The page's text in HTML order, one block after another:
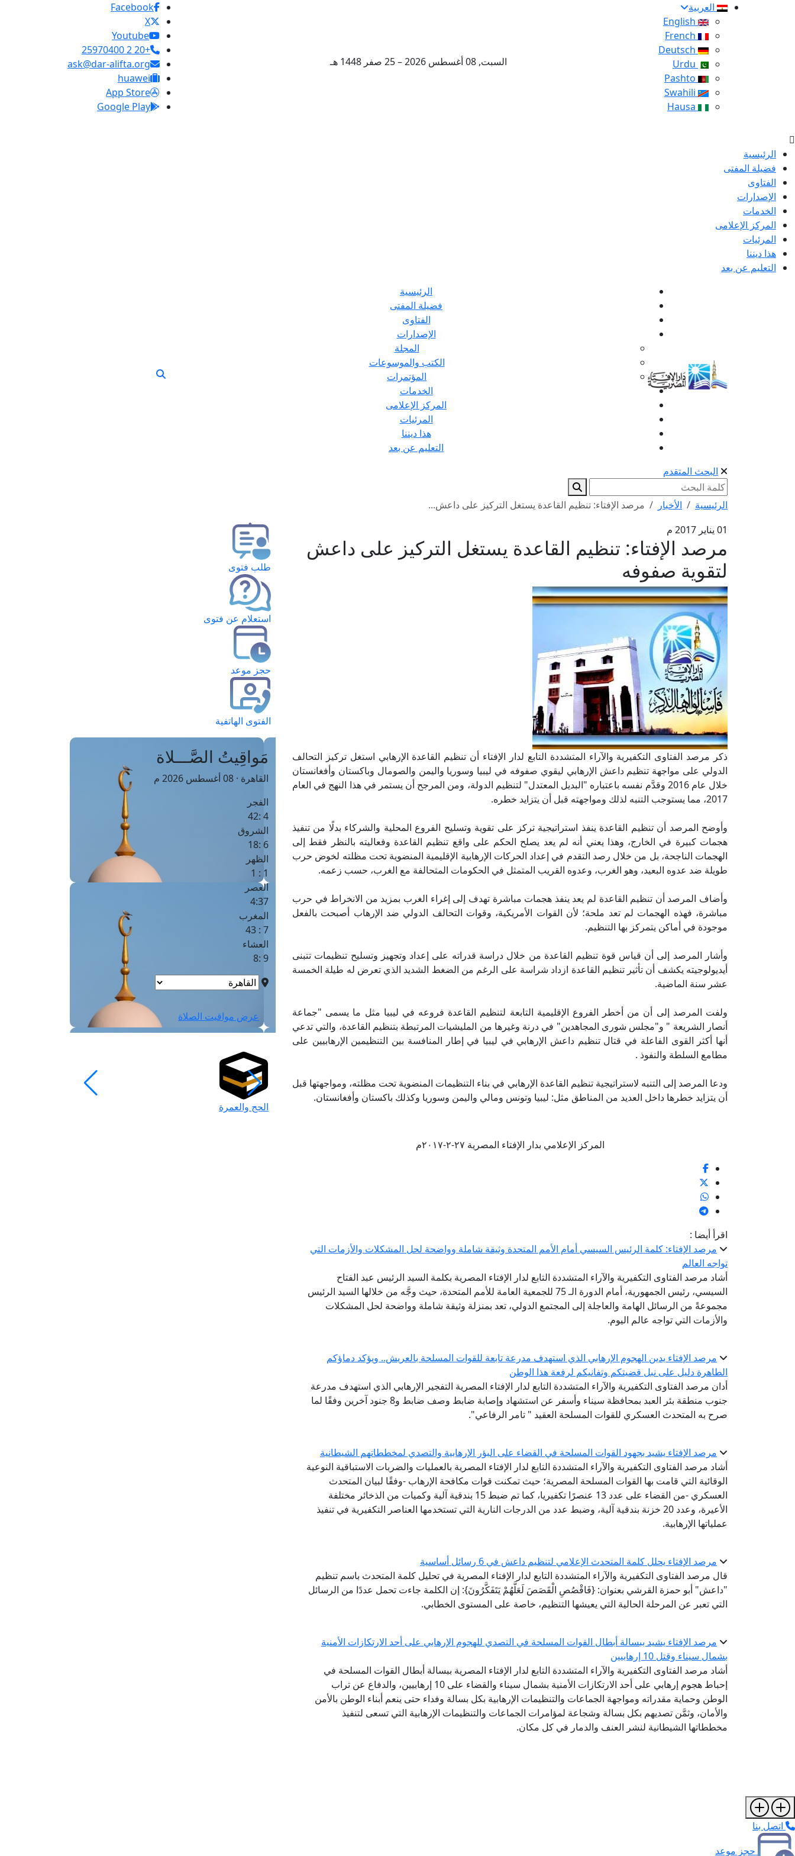
العربية
السبت, 08 أغسطس 2026 – 25 صفر 1448 هـ
Facebook
X
Youtube
+20 2 25970400
ask@dar-alifta.org
huawei
App Store
Google Play
الرئيسية
فضيلة المفتى
الفتاوى
الإصدارات
الخدمات
المركز الإعلامى
المرئيات
هذا ديننا
التعليم عن بعد
الرئيسية
فضيلة المفتى
الفتاوى
الإصدارات
المجلة
الكتب والموسوعات
المؤتمرات
الخدمات
المركز الإعلامى
المرئيات
هذا ديننا
التعليم عن بعد
البحث المتقدم
الرئيسية الأخبار
مرصد الإفتاء: تنظيم القاعدة يستغل التركيز على داعش...
01 يناير 2017 م
مرصد الإفتاء: تنظيم القاعدة يستغل التركيز على داعش
لتقوية صفوفه
ذكر مرصد الفتاوى التكفيرية والآراء المتشددة التابع لدار الإفتاء أن تنظيم القاعدة الإرهابي استغل تركيز التحالف
الدولي على مواجهة تنظيم داعش الإرهابي ليقوي صفوفه في ليبيا وسوريا واليمن والصومال وباكستان وأفغانستان
خلال عام 2016 وقدَّم نفسه باعتباره "البديل المعتدل" لتنظيم الدولة، ومن المرجح أن يستمر في هذا النهج في العام
2017، مما يستوجب التنبه لذلك ومواجهته قبل أن يتزايد خطره.
وأوضح المرصد أن تنظيم القاعدة ينفذ استراتيجية تركز على تقوية وتسليح الفروع المحلية والشركاء بدلًا من تنفيذ
هجمات كبيرة في الخارج، وهذا يعني أنه لم يعد يصلح الحكم على واقع تنظيم القاعدة وفعاليته بالنظر فقط إلى
الهجمات الناجحة، بل من خلال رصد التقدم في إعداد الحركات الإرهابية الإقليمية المنضوية تحت مظلته لخوض حرب
طويلة ضد عدوه البعيد، وهو الغرب، وعدوه القريب المتمثل في الحكومات المتحالفة مع الغرب، حسب زعمه.
وأضاف المرصد أن تنظيم القاعدة لم يعد ينفذ هجمات مباشرة تهدف إلى إغراء الغرب بمزيد من الانخراط في حرب
مباشرة، فهذه الهجمات لم تعد ملحة؛ لأن القوات الأمريكية، وقوات التحالف الدولي ضد الإرهاب أصبحت بالفعل
موجودة في أماكن يتمركز بها التنظيم.
وأشار المرصد إلى أن قياس قوة تنظيم القاعدة من خلال دراسة قدراته على إعداد وتجهيز وتسليح تنظيمات تتبنى
أيديولوجيته يكشف أن تأثير تنظيم القاعدة ازداد شراسة على الرغم من الضغط الشديد الذي تعرض له طيلة الخمسة
عشر سنة الماضية.
ولفت المرصد إلى أن من أخطر الفروع الإقليمية التابعة لتنظيم القاعدة فروعه في ليبيا مثل ما يسمى "جماعة
أنصار الشريعة " و"مجلس شورى المجاهدين" في درنة وغيرها من المليشيات المرتبطة بتنظيم القاعدة، والتي تدعي
أنها أكثر القوى الفاعلة في قتال تنظيم داعش الإرهابي في ليبيا في إطار المنافسة بين التنظيمين الإرهابيين على
مطامع السلطة والنفوذ .
ودعا المرصد إلى التنبه لاستراتيجية تنظيم القاعدة الإرهابي في بناء التنظيمات المنضوية تحت مظلته، ومواجهتها قبل
أن يتزايد خطرها داخل العديد من المناطق مثل: ليبيا وتونس ومالي واليمن وسوريا وكذلك باكستان وأفغانستان.
المركز الإعلامي بدار الإفتاء المصرية ٢٧-٢-٢٠١٧م
اقرأ أيضا :
مرصد الإفتاء: كلمة الرئيس السيسي أمام الأمم المتحدة وثيقة شاملة وواضحة لحل المشكلات والأزمات التي
تواجه العالم
أشاد مرصد الفتاوى التكفيرية والآراء المتشددة التابع لدار الإفتاء المصرية بكلمة السيد الرئيس عبد الفتاح
السيسي، رئيس الجمهورية، أمام الدورة الـ 75 للجمعية العامة للأمم المتحدة، حيث وجَّه من خلالها السيد الرئيس
مجموعةً من الرسائل الهامة والعاجلة إلى المجتمع الدولي، تعد بمنزلة وثيقة شاملة وواضحة لحل المشكلات
والأزمات التي تواجه عالم اليوم.
مرصد الإفتاء يدين الهجوم الإرهابي الذي استهدف مدرعة تابعة للقوات المسلحة بالعريش.. ويؤكد دماؤكم
الطاهرة دليل على نبل قضيتكم وتفانيكم لرفعة هذا الوطن
أدان مرصد الفتاوى التكفيرية والآراء المتشددة التابع لدار الإفتاء المصرية التفجير الإرهابي الذي استهدف مدرعة
جنوب منطقة بئر العبد بمحافظة سيناء وأسفر عن استشهاد وإصابة ضابط وصف ضابط و8 جنود آخرين وفقًا لما
صرح به المتحدث العسكري للقوات المسلحة العقيد " تامر الرفاعي".
مرصد الإفتاء يشيد بجهود القوات المسلحة في القضاء على البؤر الإرهابية والتصدي لمخططاتهم الشيطانية
أشاد مرصد الفتاوى التكفيرية والآراء المتشددة التابع لدار الإفتاء المصرية بالعمليات والضربات الاستباقية النوعية
الوقائية التي قامت بها القوات المسلحة المصرية؛ حيث تمكنت قوات مكافحة الإرهاب -وفقًا لبيان المتحدث
العسكري -من القضاء على عدد 13 عنصرًا تكفيريا، كما تم ضبط 15 بندقية آلية وكميات من الذخائر مختلفة
الأعيرة، وعدد 20 خزنة بندقية آلية، وضبط عدد من الدرجات النارية التي تستخدمها العناصر التكفيرية في تنفيذ
عملياتها الإرهابية.
مرصد الإفتاء يحلل كلمة المتحدث الإعلامي لتنظيم داعش في 6 رسائل أساسية
قال مرصد الفتاوى التكفيرية والآراء المتشددة التابع لدار الإفتاء المصرية في تحليل كلمة المتحدث باسم تنظيم
"داعش" أبو حمزة القرشي بعنوان: {فَاقْصُصِ الْقَصَصَ لَعَلَّهُمْ يَتَفَكَّرُونَ}: إن الكلمة جاءت تحمل عددًا من الرسائل
التي تعبر عن المرحلة الحالية التي يعيشها التنظيم، خاصة على المستوى الخطابي.
مرصد الإفتاء يشيد ببسالة أبطال القوات المسلحة في التصدي للهجوم الإرهابي على أحد الارتكازات الأمنية
بشمال سيناء وقتل 10 إرهابيين
أشاد مرصد الفتاوى التكفيرية والآراء المتشددة التابع لدار الإفتاء المصرية ببسالة أبطال القوات المسلحة في
إحباط هجوم إرهابي على أحد الارتكازات الأمنية بشمال سيناء والقضاء على 10 إرهابيين، والدفاع عن تراب
الوطن وحماية مقدراته ومواجهة الجماعات والتنظيمات الإرهابية بكل بسالة وفداء حتى ينعم أبناء الوطن بالأمن
والأمان، وثمَّن تصديهم بكل بسالة وشجاعة لمؤامرات الجماعات والتنظيمات الإرهابية التي تسعى لتنفيذ
مخططاتها الشيطانية لنشر العنف والدمار في كل مكان.
طلب فتوى
استعلام عن فتوى
حجز موعد
الفتوى الهاتفية
مَواقِيتُ الصَّـــلاة
القاهرة · 08 أغسطس 2026 م
الفجر
4 :42
الشروق
6 :18
الظهر
1 : 1
العصر
4:37
المغرب
7 : 43
العشاء
9 :8
عرض مواقيت الصلاة
الحج والعمرة
اتصل بنا
حجز موعد